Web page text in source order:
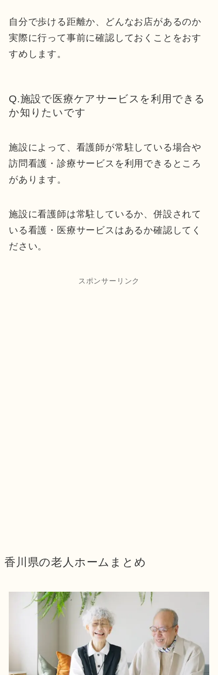
自分で歩ける距離か、どんなお店があるのか
実際に行って事前に確認しておくことをおす
すめします。
Q.施設で医療ケアサービスを利用できる
か知りたいです
施設によって、看護師が常駐している場合や
訪問看護・診療サービスを利用できるところ
があります。
施設に看護師は常駐しているか、併設されて
いる看護・医療サービスはあるか確認してく
ださい。
スポンサーリンク
香川県の老人ホームまとめ